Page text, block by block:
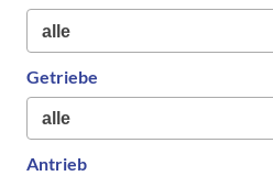
Getriebe
Antrieb